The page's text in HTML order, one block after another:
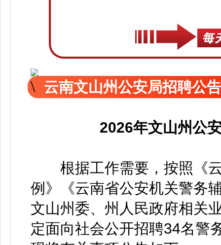
云南文山州公安局招聘公
2026年文山州公
根据工作需要，按照《云
例》《云南省公安机关警务
文山州委、州人民政府相关
定面向社会公开招聘34名警